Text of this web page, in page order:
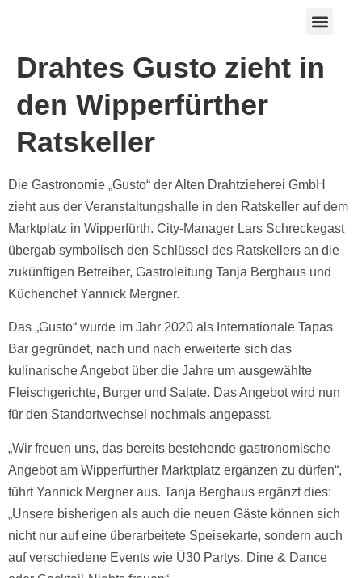
Drahtes Gusto zieht in
den Wipperfürther
Ratskeller
Die Gastronomie „Gusto“ der Alten Drahtzieherei GmbH
zieht aus der Veranstaltungshalle in den Ratskeller auf dem
Marktplatz in Wipperfürth. City-Manager Lars Schreckegast
übergab symbolisch den Schlüssel des Ratskellers an die
zukünftigen Betreiber, Gastroleitung Tanja Berghaus und
Küchenchef Yannick Mergner.
Das „Gusto“ wurde im Jahr 2020 als Internationale Tapas
Bar gegründet, nach und nach erweiterte sich das
kulinarische Angebot über die Jahre um ausgewählte
Fleischgerichte, Burger und Salate. Das Angebot wird nun
für den Standortwechsel nochmals angepasst.
„Wir freuen uns, das bereits bestehende gastronomische
Angebot am Wipperfürther Marktplatz ergänzen zu dürfen“,
führt Yannick Mergner aus. Tanja Berghaus ergänzt dies:
„Unsere bisherigen als auch die neuen Gäste können sich
nicht nur auf eine überarbeitete Speisekarte, sondern auch
auf verschiedene Events wie Ü30 Partys, Dine & Dance